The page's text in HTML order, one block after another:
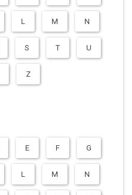
L M N
S T U
Z
E F G
L M N